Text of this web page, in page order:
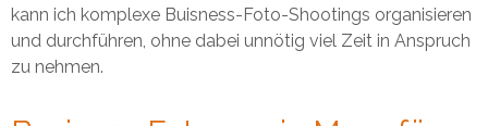
kann ich komplexe Buisness-Foto-Shootings organisieren
und durchführen, ohne dabei unnötig viel Zeit in Anspruch
zu nehmen.